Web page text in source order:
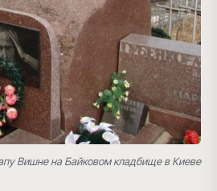
Вишне на Байковом кладбище в Киеве